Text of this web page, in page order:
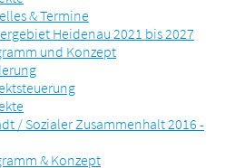
& Termine
Heidenau 2021 bis 2027
und Konzept
/ Sozialer Zusammenhalt 2016 -
& Konzept